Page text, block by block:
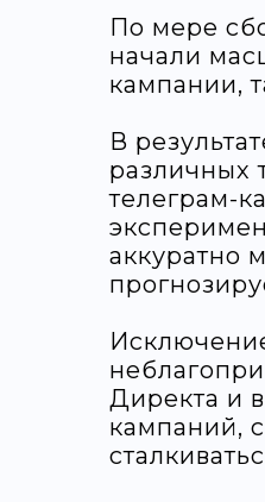
По мере
начали
кампании,
В
различных
телеграм-
аккуратно
Директа и
кампаний,